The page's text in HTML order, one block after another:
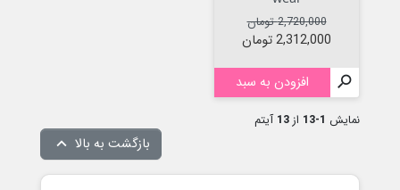
قیمت عادی
2,720,000 تومان
قیمت
2,312,000 تومان
 افزودن به سبد
نمایش 1-13 از13 آیتم
بازگشت به بالا 